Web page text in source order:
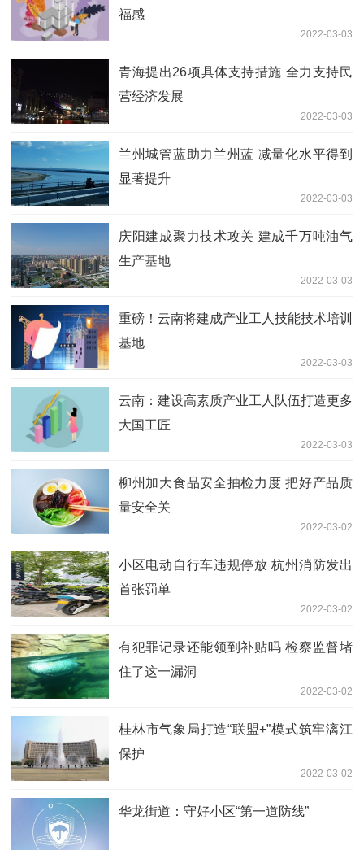
福感
2022-03-03
青海提出26项具体支持措施 全力支持民
营经济发展
2022-03-03
兰州城管蓝助力兰州蓝 减量化水平得到
显著提升
2022-03-03
庆阳建成聚力技术攻关 建成千万吨油气
生产基地
2022-03-03
重磅！云南将建成产业工人技能技术培训
基地
2022-03-03
云南：建设高素质产业工人队伍打造更多
大国工匠
2022-03-03
柳州加大食品安全抽检力度 把好产品质
量安全关
2022-03-02
小区电动自行车违规停放 杭州消防发出
首张罚单
2022-03-02
有犯罪记录还能领到补贴吗 检察监督堵
住了这一漏洞
2022-03-02
桂林市气象局打造“联盟+”模式筑牢漓江
保护
2022-03-02
华龙街道：守好小区“第一道防线”